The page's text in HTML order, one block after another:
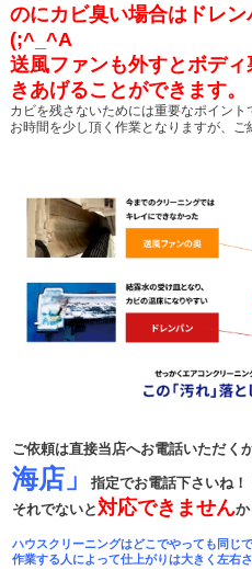
のにカビ臭い場合はドレ
(;^_^A
送風ファンも外すとボデ
きあげることができます。
カビを残さないためには重要なポイント
お時間を少し頂く作業となりますが、
ご依頼は直接当店へお電話いただく
海店」指定でお電話下さいね！
それでないと対応できませんか
ハウスクリーニングはどこでやっても同じ
作業する人によって仕上がりは大きく左右